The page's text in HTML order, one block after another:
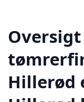
Hillerød